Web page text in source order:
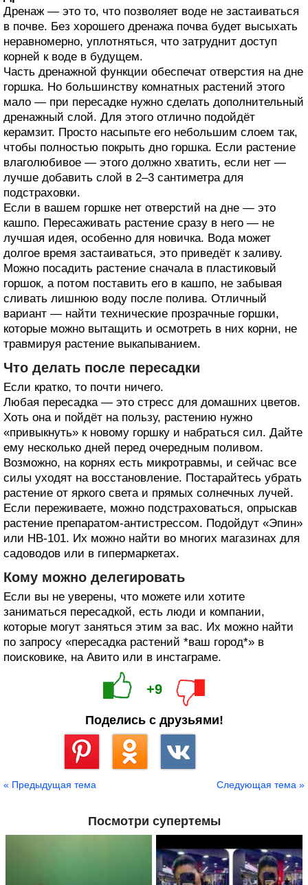
Дренаж — это то, что позволяет воде не застаиваться
в почве. Без хорошего дренажа почва будет высыхать
неравномерно, уплотняться, что затруднит доступ
корней к воде в будущем.
Часть дренажной функции обеспечат отверстия на дне
горшка. Но большинству комнатных растений этого
мало — при пересадке нужно сделать дополнительный
дренажный слой. Для этого отлично подойдёт
керамзит. Просто насыпьте его небольшим слоем так,
чтобы полностью покрыть дно горшка. Если растение
влаголюбивое — этого должно хватить, если нет —
лучше добавить слой в 2–3 сантиметра для
подстраховки.
Если в вашем горшке нет отверстий на дне — это
кашпо. Пересаживать растение сразу в него — не
лучшая идея, особенно для новичка. Вода может
долгое время застаиваться, это приведёт к заливу.
Можно посадить растение сначала в пластиковый
горшок, а потом поставить его в кашпо, не забывая
сливать лишнюю воду после полива. Отличный
вариант — найти технические прозрачные горшки,
которые можно вытащить и осмотреть в них корни, не
травмируя растение выкапыванием.
Что делать после пересадки
Если кратко, то почти ничего.
Любая пересадка — это стресс для домашних цветов.
Хоть она и пойдёт на пользу, растению нужно
«привыкнуть» к новому горшку и набраться сил. Дайте
ему несколько дней перед очередным поливом.
Возможно, на корнях есть микротравмы, и сейчас все
силы уходят на восстановление. Постарайтесь убрать
растение от яркого света и прямых солнечных лучей.
Если переживаете, можно подстраховаться, опрыскав
растение препаратом-антистрессом. Подойдут «Эпин»
или HB-101. Их можно найти во многих магазинах для
садоводов или в гипермаркетах.
Кому можно делегировать
Если вы не уверены, что можете или хотите
заниматься пересадкой, есть люди и компании,
которые могут заняться этим за вас. Их можно найти
по запросу «пересадка растений *ваш город*» в
поисковике, на Авито или в инстаграме.
+9
Поделись с друзьями!
« Предыдущая тема Следующая тема »
Посмотри супертемы